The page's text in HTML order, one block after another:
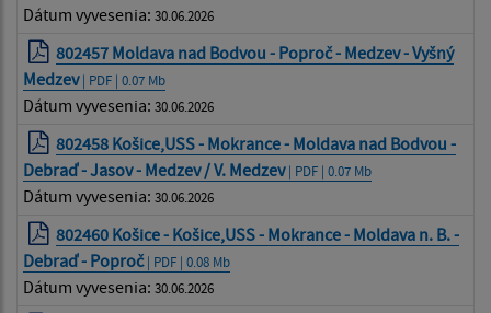
Dátum vyvesenia: 30.06.2026
802457 Moldava nad Bodvou - Poproč - Medzev - Vyšný
Medzev| PDF | 0.07 Mb
Dátum vyvesenia: 30.06.2026
802458 Košice,USS - Mokrance - Moldava nad Bodvou -
Debraď - Jasov - Medzev / V. Medzev| PDF | 0.07 Mb
Dátum vyvesenia: 30.06.2026
802460 Košice - Košice,USS - Mokrance - Moldava n. B. -
Debraď - Poproč| PDF | 0.08 Mb
Dátum vyvesenia: 30.06.2026